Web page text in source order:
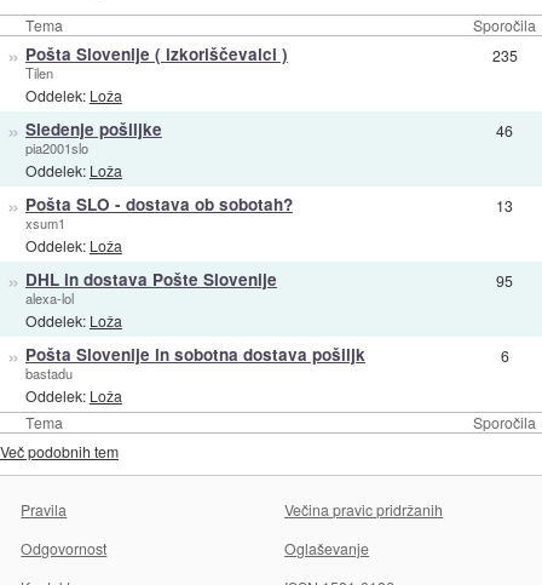
Tema Sporočila
Tema Sporočila
» Pošta Slovenije ( izkoriščevalci )
Tilen
Oddelek: Loža
235
» Sledenje pošiljke
pia2001slo
Oddelek: Loža
46
» Pošta SLO - dostava ob sobotah?
xsum1
Oddelek: Loža
13
» DHL in dostava Pošte Slovenije
alexa-lol
Oddelek: Loža
95
» Pošta Slovenije in sobotna dostava pošiljk
bastadu
Oddelek: Loža
6
Več podobnih tem
Pravila
Večina pravic pridržanih
Odgovornost
Oglaševanje